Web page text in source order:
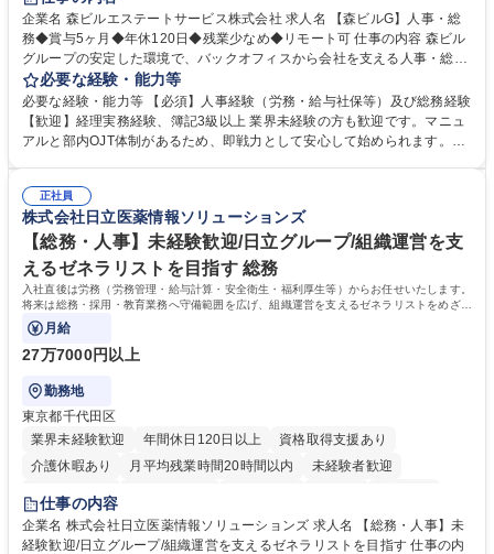
完全週休2日制
交通費支給 長期歓迎 駅近5分以内 土日祝休み
企業名 森ビルエステートサービス株式会社 求人名 【森ビルG】人事・総
務◆賞与5ヶ月◆年休120日◆残業少なめ◆リモート可 仕事の内容 森ビル
グループの安定した環境で、バックオフィスから会社を支える人事・総務
をお任せします。 労務と総務の業務をバランスよく担当し、ゆくゆくは制
度改定などのコア業務にも挑戦できる、やりがいある環境です。 ■勤怠管
理、給与計算、社会保険手続き、年末調整等の労務管理全般 ■入退社手続
き、社内規定の改定や人事制度改定などのコア業務 ■社内イベントの企画
でも質問・相談できる環境が整っているため、安心して成長できます。 募
集職種 【森ビルG】人事・総務◆賞与5ヶ月◆年休120日◆残業少なめ◆
リモート可
必要な経験・能力等
必要な経験・能力等 【必須】人事経験（労務・給与社保等）及び総務経験
【歓迎】経理実務経験、簿記3級以上 業界未経験の方も歓迎です。マニュ
アルと部内OJT体制があるため、即戦力として安心して始められます。
務に挑戦できるため、自身の成長と組織への貢献度をダイレクトに実感で
きます。 残業少なめ、週1日リモート可など、ワークライフバランスを保
ち長期活躍できる環境です。 「これまでの幅広い経験を活かし、長期的な
キャリアを築きたい」という前向きな意欲と挑戦を全力で応援します。 学
歴・資格 学歴：大学院 大学 高専 短大 専修学校 高校 語学力： 資格：日商
簿記検定1級 日商簿記検定2級 日商簿記検定3級
正社員
株式会社日立医薬情報ソリューションズ
【総務・人事】未経験歓迎/日立グループ/組織運営を支
えるゼネラリストを目指す 総務
入社直後は労務（労務管理・給与計算・安全衛生・福利厚生等）からお任せいたします。
将来は総務・採用・教育業務へ守備範囲を広げ、組織運営を支えるゼネラリストをめざせ
ます。
月給
27万7000円以上
勤務地
東京都千代田区
業界未経験歓迎
年間休日120日以上
資格取得支援あり
介護休暇あり
月平均残業時間20時間以内
未経験者歓迎
住宅手当あり
育休あり
完全週休2日制 交通費支給 土日祝休み 寮・社宅あり
仕事の内容
企業名 株式会社日立医薬情報ソリューションズ 求人名 【総務・人事】未
経験歓迎/日立グループ/組織運営を支えるゼネラリストを目指す 仕事の内